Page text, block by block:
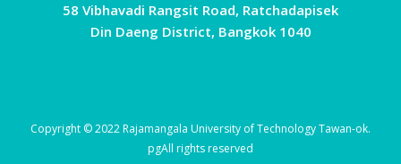
58 Vibhavadi Rangsit Road, Ratchadapisek
Din Daeng District, Bangkok 1040
Copyright © 2022 Rajamangala University of Technology Tawan-ok.
pgAll rights reserved